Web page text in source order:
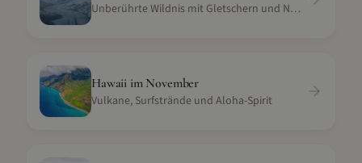
Unberührte Wildnis mit Gletschern und Nordlichtern
Hawaii im November
Vulkane, Surfstrände und Aloha-Spirit